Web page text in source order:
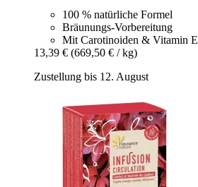
100 % natürliche Formel
Bräunungs-Vorbereitung
Mit Carotinoiden & Vitamin E
13,39 € (669,50 € / kg)
Zustellung bis 12. August